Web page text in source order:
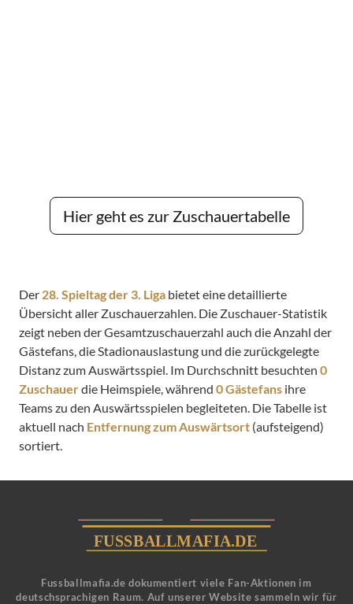
Hier geht es zur Zuschauertabelle
Der 28. Spieltag der 3. Liga bietet eine detaillierte
Übersicht aller Zuschauerzahlen. Die Zuschauer-Statistik
zeigt neben der Gesamtzuschauerzahl auch die Anzahl der
Gästefans, die Stadionauslastung und die zurückgelegte
Distanz zum Auswärtsspiel. Im Durchschnitt besuchten 0
Zuschauerdie Heimspiele, während 0 Gästefans ihre
Teams zu den Auswärtsspielen begleiteten. Die Tabelle ist
aktuell nach Entfernung zum Auswärtsort (aufsteigend)
sortiert.
Fussballmafia.de dokumentiert viele Fan-Aktionen im
deutschsprachigen Raum. Auf unserer Website sammeln wir für